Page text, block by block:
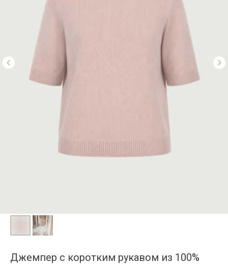
Джемпер с коротким рукавом из 100%